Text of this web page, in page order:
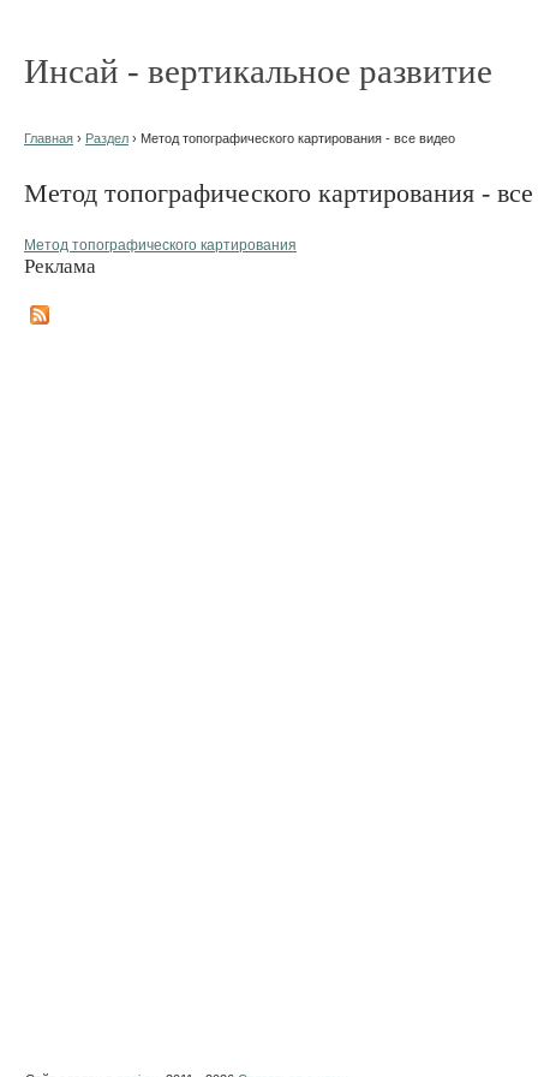
Инсай - вертикальное развитие
Главная › Раздел › Метод топографического картирования - все видео
Метод топографического картирования -
Метод топографического картирования
Реклама